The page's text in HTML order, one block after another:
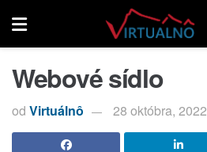
Webové sídlo
od Virtuálnô 28 októbra, 2022